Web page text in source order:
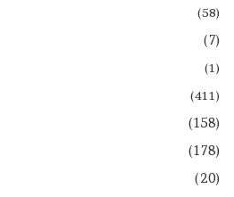
(58)
(7)
(1)
(411)
(158)
(178)
(20)